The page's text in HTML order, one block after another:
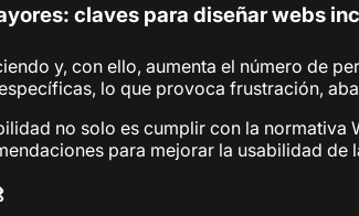
claves para diseñar webs
y, con ello, aumenta el número de
lo que provoca frustración,
no solo es cumplir con la
para mejorar la usabilidad de